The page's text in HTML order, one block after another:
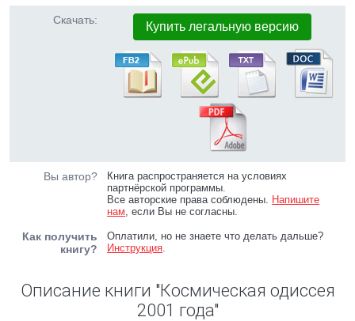
Скачать: Купить легальную версию
Вы автор?
Книга распространяется на условиях
партнёрской программы.
Все авторские права соблюдены. Напишите
нам, если Вы не согласны.
Как получить
книгу?
Оплатили, но не знаете что делать дальше?
Инструкция.
Описание книги "Космическая одиссея
2001 года"